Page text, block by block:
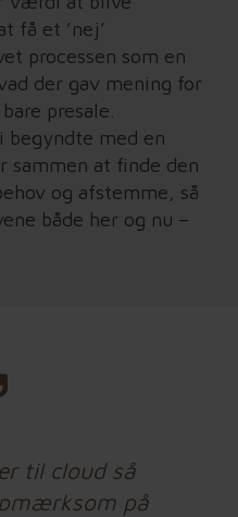
få et ’nej’
processen som en
der gav mening for
presale.
begyndte med en
sammen at finde den
og afstemme, så
både her og nu –
til cloud så
på